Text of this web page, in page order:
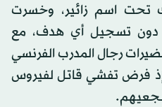
تحت اسم زائير، وخسرت
من دون تسجيل أي هدف، مع
تحضيرات رجال المدرب الفرنسي
إذ فرض تفشي قاتل لفيروس